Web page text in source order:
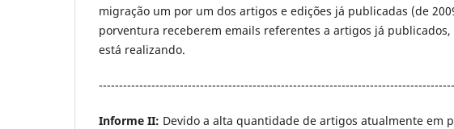
migração um por um dos artigos e edições já publicadas (de
porventura receberem emails referentes a artigos já
está realizando.
----------------------------------------------------------------------------------------
Informe II: Devido a alta quantidade de artigos atualmente em